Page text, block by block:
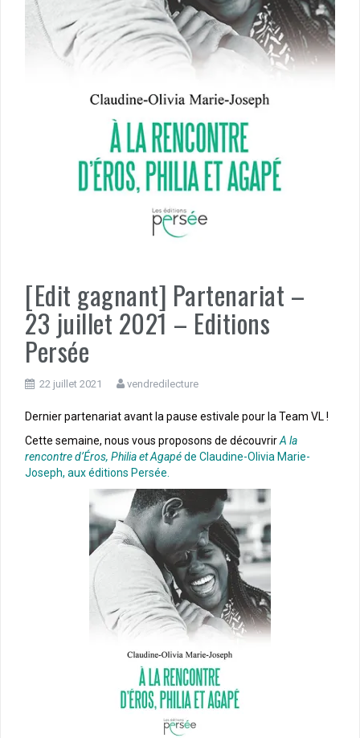
[Edit gagnant] Partenariat –
23 juillet 2021 – Editions
Persée
22 juillet 2021 vendredilecture
Dernier partenariat avant la pause estivale pour la Team VL !
Cette semaine, nous vous proposons de découvrirA la
rencontre d’Éros, Philia et Agapéde Claudine-Olivia Marie-
Joseph, aux éditions Persée.